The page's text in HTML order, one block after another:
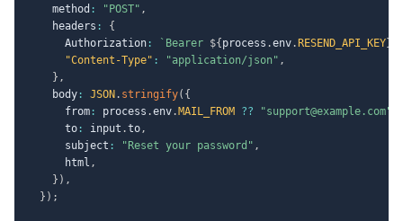
    method
: "POST" ,
    headers
:
{
      Authorization
: ` Bearer ${ process .env. RESEND_API_KEY}
"Content-Type" : "application/json" ,
} ,
    body
: JSON . stringify( {
      from
: process .env. MAIL_FROM ?? "support@example.com"
      to
: input .to,
      subject
: "Reset your password" ,
      html
,
} ) ,
} ) ;